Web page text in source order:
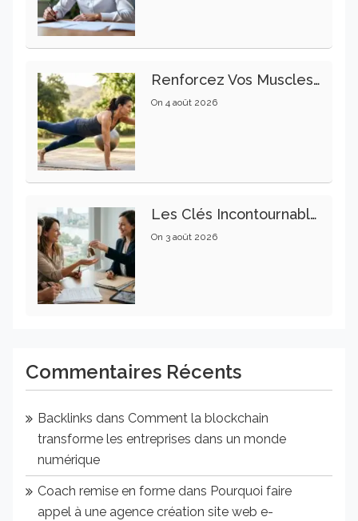
Renforcez Vos Muscles Profonds Pour Apaiser Votre Mal De Dos
On 4 août 2026
Les Clés Incontournables Pour Réussir Vos Transactions Immobilières
On 3 août 2026
Commentaires Récents
Backlinks dans Comment la blockchain
transforme les entreprises dans un monde
numérique
Coach remise en forme dans Pourquoi faire
appel à une agence création site web e-